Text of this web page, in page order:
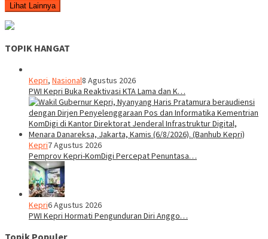
Lihat Lainnya
TOPIK HANGAT
Kepri, Nasional8 Agustus 2026
PWI Kepri Buka Reaktivasi KTA Lama dan K…
Kepri7 Agustus 2026
Pemprov Kepri-KomDigi Percepat Penuntasa…
Kepri6 Agustus 2026
PWI Kepri Hormati Pengunduran Diri Anggo…
Topik Populer